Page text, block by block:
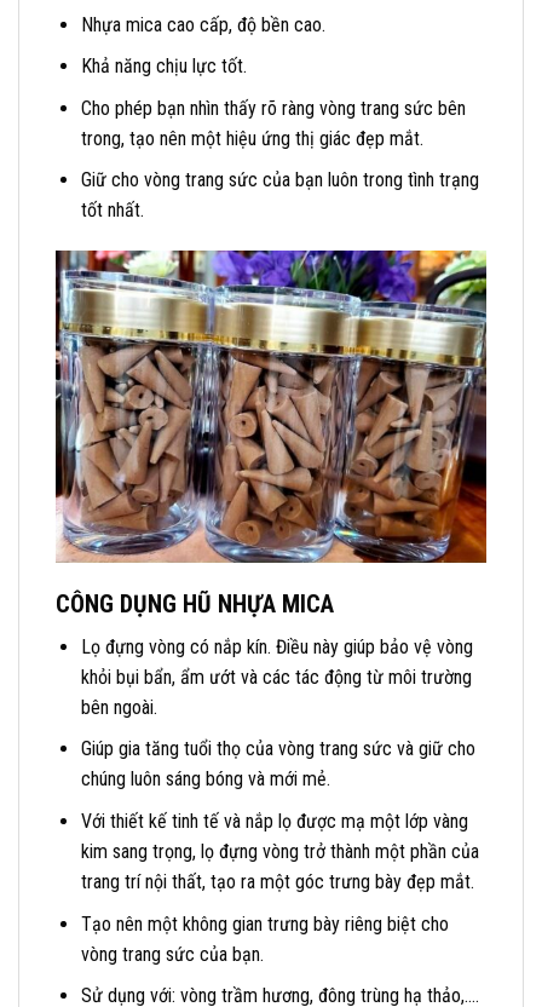
Nhựa mica cao cấp, độ bền cao.
Khả năng chịu lực tốt.
Cho phép bạn nhìn thấy rõ ràng vòng trang sức bên
trong, tạo nên một hiệu ứng thị giác đẹp mắt.
Giữ cho vòng trang sức của bạn luôn trong tình trạng
tốt nhất.
CÔNG DỤNG HŨ NHỰA MICA
Lọ đựng vòng có nắp kín. Điều này giúp bảo vệ vòng
khỏi bụi bẩn, ẩm ướt và các tác động từ môi trường
bên ngoài.
Giúp gia tăng tuổi thọ của vòng trang sức và giữ cho
chúng luôn sáng bóng và mới mẻ.
Với thiết kế tinh tế và nắp lọ được mạ một lớp vàng
kim sang trọng, lọ đựng vòng trở thành một phần của
trang trí nội thất, tạo ra một góc trưng bày đẹp mắt.
Tạo nên một không gian trưng bày riêng biệt cho
vòng trang sức của bạn.
Sử dụng với: vòng trầm hương, đông trùng hạ thảo,….